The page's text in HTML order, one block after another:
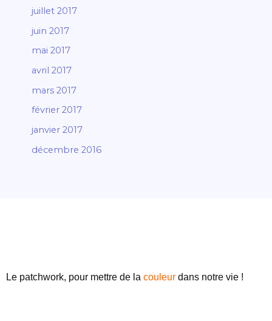
juillet 2017
juin 2017
mai 2017
avril 2017
mars 2017
février 2017
janvier 2017
décembre 2016
Le patchwork, pour mettre de la couleur dans notre vie !